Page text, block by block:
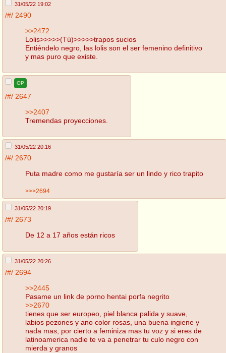
31/05/22 19:02
/#/ 2490
>>2472
Lolis>>>>>(Tú)>>>>>trapos sucios
Entiéndelo negro, las lolis son el ser femenino definitivo
y mas puro que existe.
OP
/#/ 2647
>>2407
Tremendas proyecciones.
31/05/22 20:16
/#/ 2670
Puta madre como me gustaría ser un lindo y rico trapito
>>>2694
31/05/22 20:19
/#/ 2673
De 12 a 17 años están ricos
31/05/22 20:26
/#/ 2694
>>2445
Pasame un link de porno hentai porfa negrito
>>2670
tienes que ser europeo, piel blanca palida y suave,
labios pezones y ano color rosas, una buena ingiene y
nada mas, por cierto a feminiza mas tu voz y si eres de
latinoamerica nadie te va a penetrar tu culo negro con
mierda y granos